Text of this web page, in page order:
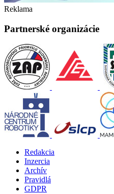
Reklama
Partnerské organizácie
Redakcia
Inzercia
Archív
Pravidlá
GDPR